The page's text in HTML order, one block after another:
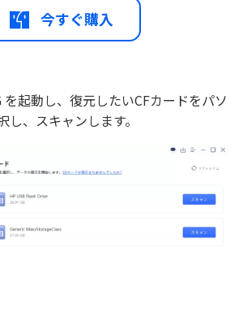
今すぐ購入
起動し、復元したいCFカードをパソ
し、スキャンします。